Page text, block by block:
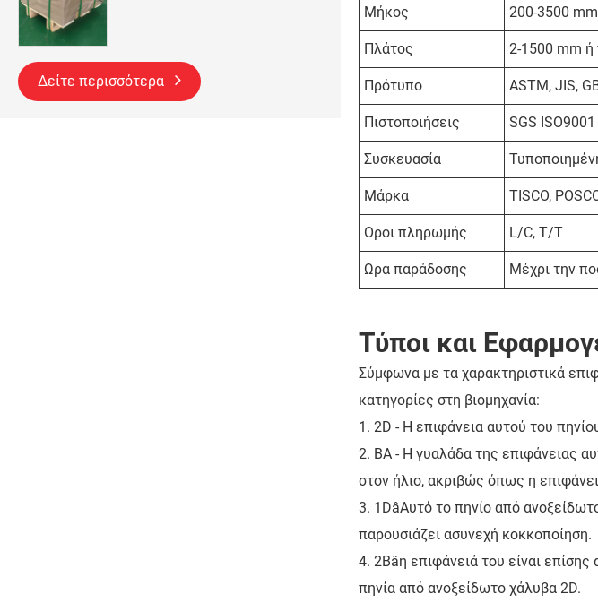
Δείτε περισσότερα
Μήκος 200-3500
Πλάτος 2-1500 mm
Πρότυπο ASTM, JIS,
Πιστοποιήσεις SGS ISO9001
Συσκευασία
Μάρκα TISCO,
Οροι πληρωμής L/C, T/T
Ωρα παράδοσης Μέχρι την
Τύποι και
Σύμφωνα με τα χαρακτηριστικά
κατηγορίες στη βιομηχανία:
1. 2D - Η επιφάνεια αυτού του
2. BA - Η γυαλάδα της επιφάνειας
στον ήλιο, ακριβώς όπως η
3. 1DâΑυτό το πηνίο από
παρουσιάζει ασυνεχή κοκκοποίηση.
4. 2Bâη επιφάνειά του είναι
πηνία από ανοξείδωτο χάλυβα 2D.